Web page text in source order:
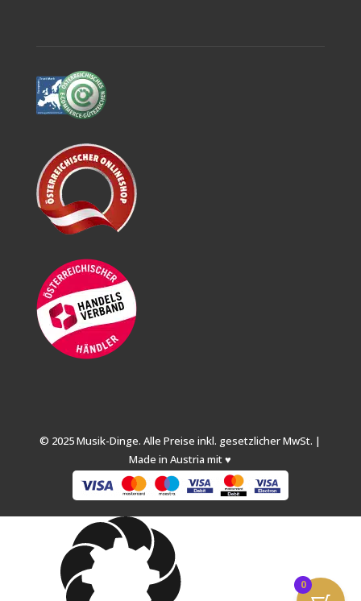
© 2025 Musik-Dinge. Alle Preise inkl. gesetzlicher MwSt. |
Made in Austria mit ♥
0